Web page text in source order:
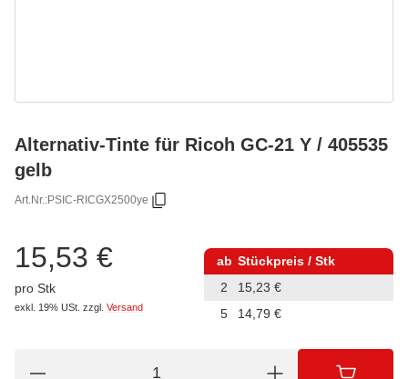
Alternativ-Tinte für Ricoh GC-21 Y / 405535
gelb
Art.Nr.:PSIC-RICGX2500ye
15,53 €
pro Stk
exkl. 19% USt. zzgl. Versand
ab Stückpreis / Stk
2
15,23 €
5
14,79 €